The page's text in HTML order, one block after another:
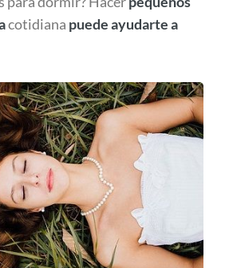
cotidiana puede ayudarte a